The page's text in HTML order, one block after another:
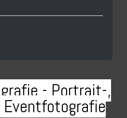
- Portrait-,